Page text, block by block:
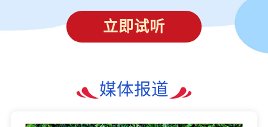
立即试听
媒体报道